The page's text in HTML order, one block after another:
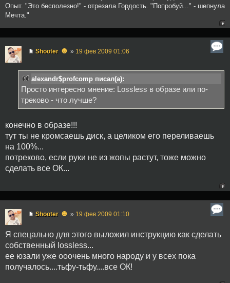
Опыт. "Это бесполезно!" - отрезала Гордость. "Попробуй..." - шепнула
Мечта."
Shooter ☻ » 19 фев 2009 01:06
alexandr$profcomp писал(а):
Просто интересно мнение: Lossless в образе или по-
треково - что лучше?
конечно в образе!!!
тут ты не кромсаешь диск, а целиком его переливаешь
на 100%...
потреково, если руки не из жопы растут, тоже можно
сделать все ОК...
Shooter ☻ » 19 фев 2009 01:10
Я спецально для этого выложил инструкцию как сделать
собственный lossless...
ее юзали уже ооочень много народу и у всех пока
получалось....тьфу-тьфу....все ОК!